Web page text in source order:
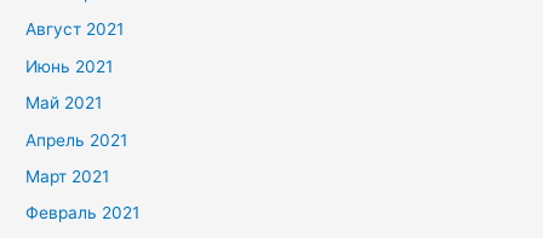
Август 2021
Июнь 2021
Май 2021
Апрель 2021
Март 2021
Февраль 2021